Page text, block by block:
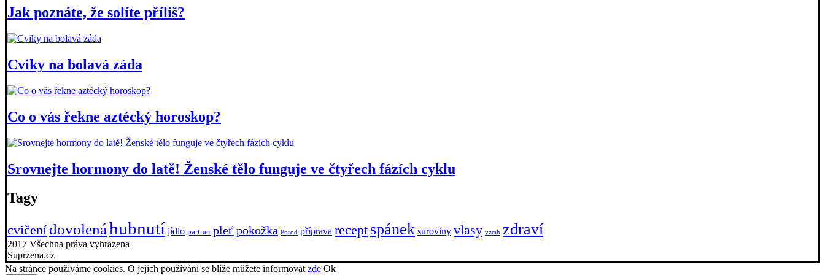
Jak poznáte, že solíte příliš?
Cviky na bolavá záda
Co o vás řekne aztécký horoskop?
Srovnejte hormony do latě! Ženské tělo funguje ve čtyřech fázích cyklu
Tagy
cvičení dovolenáhubnutí jídlo partner pleťpokožka Porod příprava recept spánek suroviny vlasy vztah zdraví
2017 Všechna práva vyhrazena
Suprzena.cz
Na stránce používáme cookies. O jejich používání se blíže můžete informovat zde Ok